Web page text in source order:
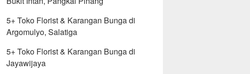
5+ Toko Florist & Karangan Bunga di
Argomulyo, Salatiga
5+ Toko Florist & Karangan Bunga di
Jayawijaya